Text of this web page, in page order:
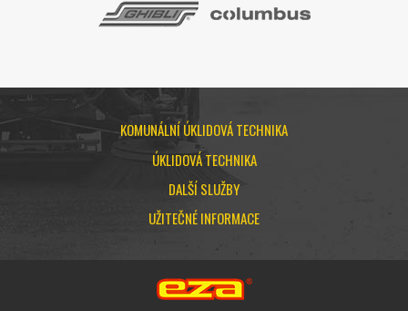
KOMUNÁLNÍ ÚKLIDOVÁ TECHNIKA
ÚKLIDOVÁ TECHNIKA
DALŠÍ SLUŽBY
UŽITEČNÉ INFORMACE